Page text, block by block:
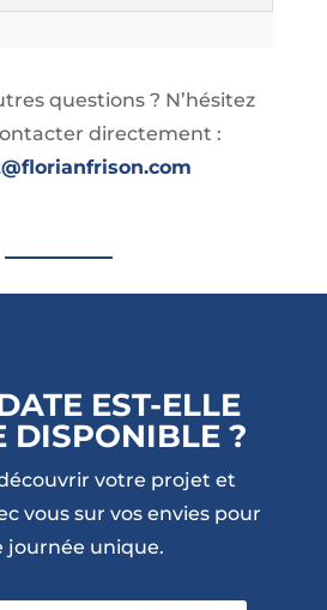
questions ? N’hésitez
directement :
EST-ELLE
DISPONIBLE ?
votre projet et
vous sur vos envies pour
journée unique.